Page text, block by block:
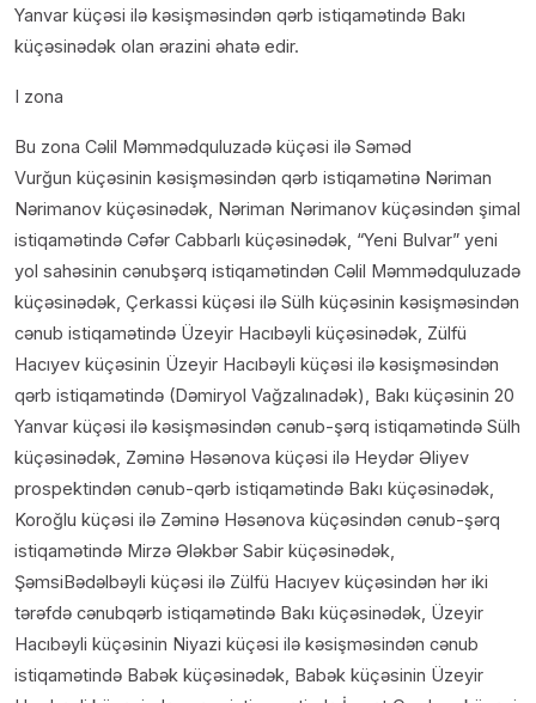
Yanvar küçəsi ilə kəsişməsindən qərb istiqamətində Bakı
küçəsinədək olan ərazini əhatə edir.
I zona
Bu zona Cəlil Məmmədquluzadə küçəsi ilə Səməd
Vurğun küçəsinin kəsişməsindən qərb istiqamətinə Nəriman
Nərimanov küçəsinədək, Nəriman Nərimanov küçəsindən şimal
istiqamətində Cəfər Cabbarlı küçəsinədək, “Yeni Bulvar” yeni
yol sahəsinin cənubşərq istiqamətindən Cəlil Məmmədquluzadə
küçəsinədək, Çerkassi küçəsi ilə Sülh küçəsinin kəsişməsindən
cənub istiqamətində Üzeyir Hacıbəyli küçəsinədək, Zülfü
Hacıyev küçəsinin Üzeyir Hacıbəyli küçəsi ilə kəsişməsindən
qərb istiqamətində (Dəmiryol Vağzalınadək), Bakı küçəsinin 20
Yanvar küçəsi ilə kəsişməsindən cənub-şərq istiqamətində Sülh
küçəsinədək, Zəminə Həsənova küçəsi ilə Heydər Əliyev
prospektindən cənub-qərb istiqamətində Bakı küçəsinədək,
Koroğlu küçəsi ilə Zəminə Həsənova küçəsindən cənub-şərq
istiqamətində Mirzə Ələkbər Sabir küçəsinədək,
ŞəmsiBədəlbəyli küçəsi ilə Zülfü Hacıyev küçəsindən hər iki
tərəfdə cənubqərb istiqamətində Bakı küçəsinədək, Üzeyir
Hacıbəyli küçəsinin Niyazi küçəsi ilə kəsişməsindən cənub
istiqamətində Babək küçəsinədək, Babək küçəsinin Üzeyir